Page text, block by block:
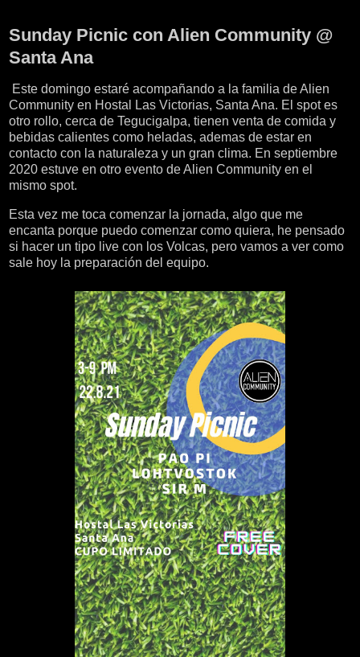
Sunday Picnic con Alien Community @
Santa Ana
Este domingo estaré acompañando a la familia de Alien
Community en Hostal Las Victorias, Santa Ana. El spot es
otro rollo, cerca de Tegucigalpa, tienen venta de comida y
bebidas calientes como heladas, ademas de estar en
contacto con la naturaleza y un gran clima. En septiembre
2020 estuve en otro evento de Alien Community en el
mismo spot.
Esta vez me toca comenzar la jornada, algo que me
encanta porque puedo comenzar como quiera, he pensado
si hacer un tipo live con los Volcas, pero vamos a ver como
sale hoy la preparación del equipo.